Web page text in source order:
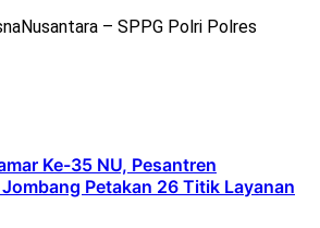
– SPPG Polri Polres
Ke-35 NU, Pesantren
Petakan 26 Titik Layanan